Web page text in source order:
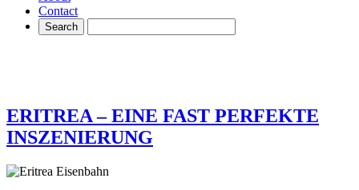
Contact
ERITREA – EINE FAST PERFEKTE
INSZENIERUNG